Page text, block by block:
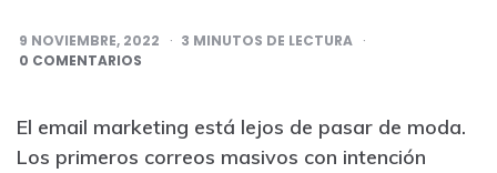
9 NOVIEMBRE, 2022 3 MINUTOS DE LECTURA
0 COMENTARIOS
El email marketing está lejos de pasar de moda.
Los primeros correos masivos con intención